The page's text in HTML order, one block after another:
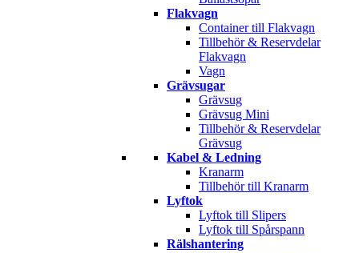
Flakvagn
Container till Flakvagn
Tillbehör & Reservdelar
Flakvagn
Vagn
Grävsugar
Grävsug
Grävsug Mini
Tillbehör & Reservdelar
Grävsug
Kabel & Ledning
Kranarm
Tillbehör till Kranarm
Lyftok
Lyftok till Slipers
Lyftok till Spårspann
Rälshantering